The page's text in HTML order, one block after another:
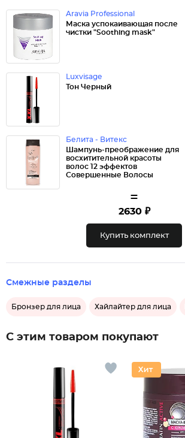
Aravia Professional
Маска успокаивающая после
чистки "Soothing mask"
Luxvisage
Тон Черный
Белита - Витекс
Шампунь-преображение для
восхитительной красоты
волос 12 эффектов
Совершенные Волосы
=
2630 ₽
Купить комплект
Смежные разделы
Бронзер для лица Хайлайтер для лица
С этим товаром покупают